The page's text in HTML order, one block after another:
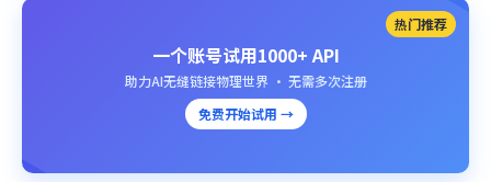
热门推荐
一个账号试用1000+ API
助力AI无缝链接物理世界 · 无需多次注册
免费开始试用 →